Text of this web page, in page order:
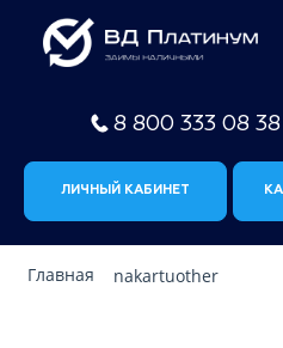
8 800 333 08 38
ЛИЧНЫЙ КАБИНЕТ
Главная nakartuother